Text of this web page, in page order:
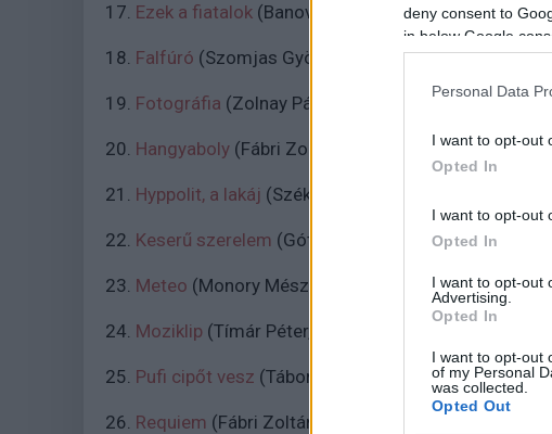
deny consent to
in below Google
Personal Data
I want to opt-out
Opted In
I want to opt-out
Opted In
I want to opt-out
Advertising.
Opted In
I want to opt-out
of my Personal
was collected.
Opted Out
17. Ezek a fiatalok (Banovich Tamás, 1967)
18. Falfúró (Szomjas György, 1985)
19. Fotográfia (Zolnay Pál, 1972)
20. Hangyaboly (Fábri Zoltán, 1971)
21. Hyppolit, a lakáj (Székely István, 1931)
22. Keserű szerelem (Góth Sándor, 1912)
23. Meteo (Monory Mész András, 1990)
24. Moziklip (Tímár Péter, 1987)
25. Pufi cipőt vesz (Tábori Kornél, 1914)
26. Requiem (Fábri Zoltán, 1981)